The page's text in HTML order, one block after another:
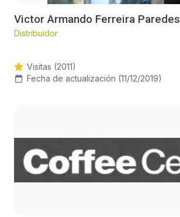
Victor Armando Ferreira Paredes
Distribuidor
Visitas (2011)
Fecha de actualización (11/12/2019)